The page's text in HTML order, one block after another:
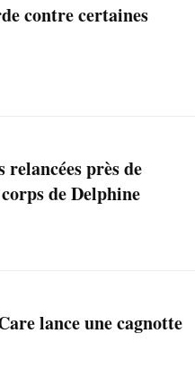
contre certaines
près de
de Delphine
lance une cagnotte